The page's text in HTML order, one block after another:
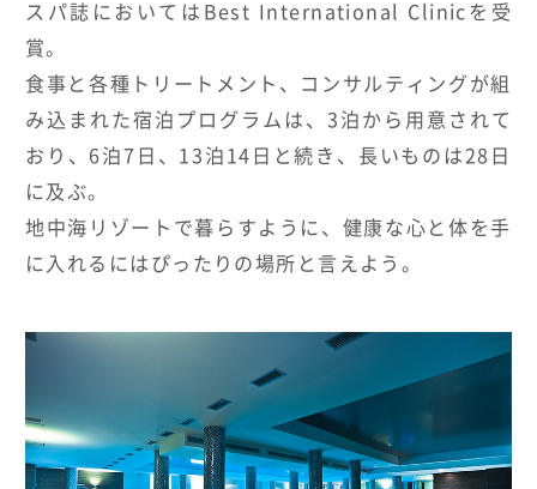
スパ誌においてはBest International Clinicを受
賞。
食事と各種トリートメント、 コンサルティングが組
み込まれた宿泊プログラムは、 3泊から用意されて
おり、6泊7日、13泊14日と続き、 長いものは28日
に及ぶ。
地中海リゾートで暮らすように、 健康な心と体を手
に入れるにはぴったりの場所と言えよう。